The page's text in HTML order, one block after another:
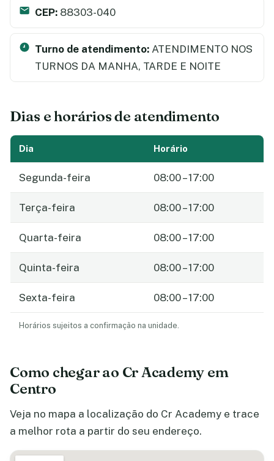
CEP: 88303-040
Turno de atendimento: ATENDIMENTO NOS
TURNOS DA MANHA, TARDE E NOITE
Dias e horários de atendimento
Dia Horário
Segunda-feira 08:00 – 17:00
Terça-feira 08:00 – 17:00
Quarta-feira 08:00 – 17:00
Quinta-feira 08:00 – 17:00
Sexta-feira 08:00 – 17:00
Horários sujeitos a confirmação na unidade.
Como chegar ao Cr Academy em
Centro
Veja no mapa a localização do Cr Academy e trace
a melhor rota a partir do seu endereço.